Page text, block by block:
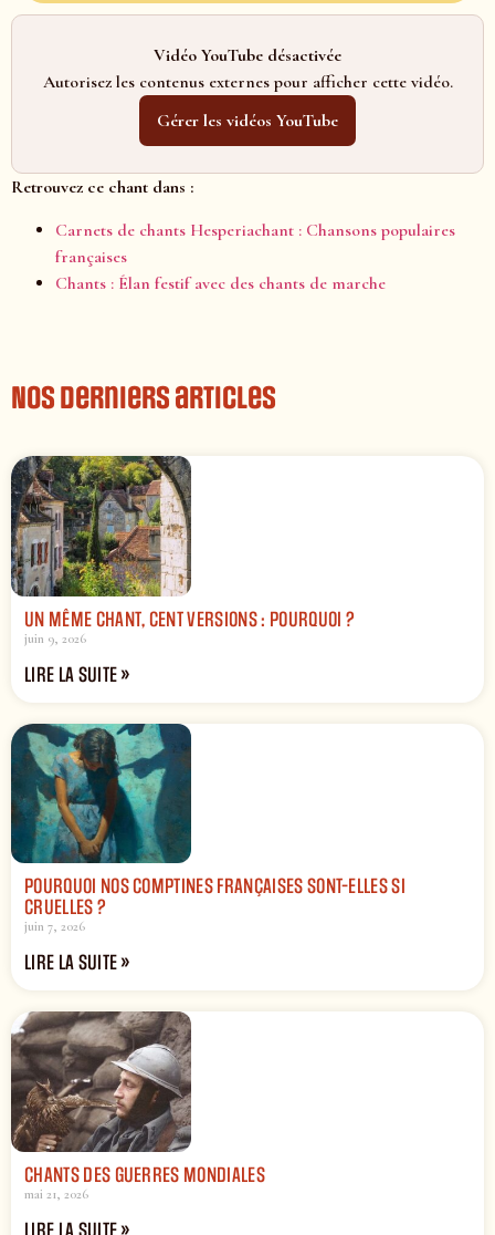
Vidéo YouTube désactivée
Autorisez les contenus externes pour afficher cette vidéo.
Gérer les vidéos YouTube
Retrouvez ce chant dans :
Carnets de chants Hesperiachant : Chansons populaires
françaises
Chants : Élan festif avec des chants de marche
Nos derniers articles
UN MÊME CHANT, CENT VERSIONS : POURQUOI ?
juin 9, 2026
LIRE LA SUITE »
POURQUOI NOS COMPTINES FRANÇAISES SONT-ELLES SI
CRUELLES ?
juin 7, 2026
LIRE LA SUITE »
CHANTS DES GUERRES MONDIALES
mai 21, 2026